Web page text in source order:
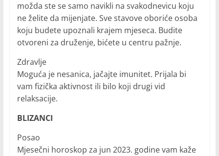
možda ste se samo navikli na svakodnevicu koju
ne želite da mijenjate. Sve stavove oboriće osoba
koju budete upoznali krajem mjeseca. Budite
otvoreni za druženje, bićete u centru pažnje.
Zdravlje
Moguća je nesanica, jačajte imunitet. Prijala bi
vam fizička aktivnost ili bilo koji drugi vid
relaksacije.
BLIZANCI
Posao
Mjesečni horoskop za jun 2023. godine vam kaže